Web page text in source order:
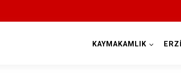
KAYMAKAMLIK